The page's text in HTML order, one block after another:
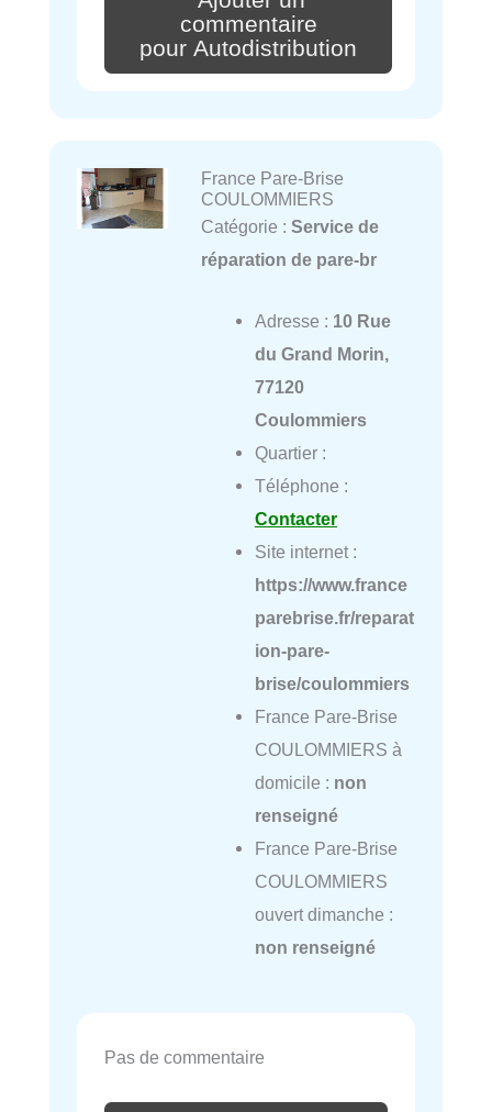
commentaire
pour Autodistribution
France Pare-Brise
COULOMMIERS
Catégorie : Service de
réparation de pare-br
Adresse : 10 Rue
du Grand Morin,
77120
Coulommiers
Quartier :
Téléphone :
Contacter
Site internet :
https://www.france
parebrise.fr/reparat
ion-pare-
brise/coulommiers
France Pare-Brise
COULOMMIERS à
domicile : non
renseigné
France Pare-Brise
COULOMMIERS
ouvert dimanche :
non renseigné
Pas de commentaire